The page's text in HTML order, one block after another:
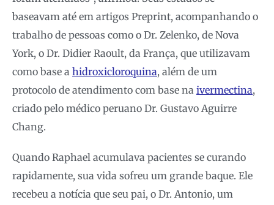
baseavam até em artigos Preprint, acompanhando o
trabalho de pessoas como o Dr. Zelenko, de Nova
York, o Dr. Didier Raoult, da França, que utilizavam
como base a hidroxicloroquina, além de um
protocolo de atendimento com base na ivermectina,
criado pelo médico peruano Dr. Gustavo Aguirre
Chang.
Quando Raphael acumulava pacientes se curando
rapidamente, sua vida sofreu um grande baque. Ele
recebeu a notícia que seu pai, o Dr. Antonio, um